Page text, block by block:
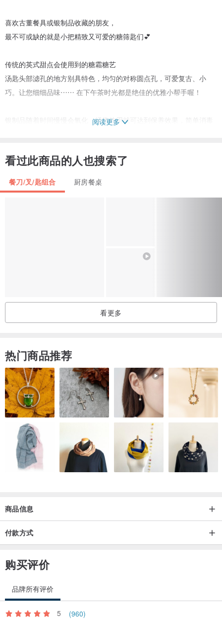
喜欢古董餐具或银制品收藏的朋友，
最不可或缺的就是小把精致又可爱的糖筛匙们💕
传统的英式甜点会使用到的糖霜糖艺
汤匙头部滤孔的地方别具特色，均匀的对称圆点孔，可爱复古、小
巧。让您细细品味⋯⋯ 在下午茶时光都是绝佳的优雅小帮手喔！
银制品随着时间慢慢会氧化，经常使用就可达到保养效果，简单消毒
*本设计馆皆已欧洲古董、老件、旧物为主，
或小缺角，难免也不像全新品般的洁净无暇，
头部长5.5，宽4.5cm
阅读更多
看过此商品的人也搜索了
餐刀/叉/匙组合 厨房餐桌
看更多
热门商品推荐
商品信息
付款方式
购买评价
品牌所有评价
5 (960)